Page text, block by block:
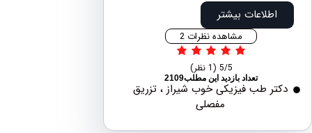
اطلاعات بیشتر
مشاهده نظرات 2
تعداد بازدید این مطلب2109
طب فیزیکی خوب شیراز ، تزریق